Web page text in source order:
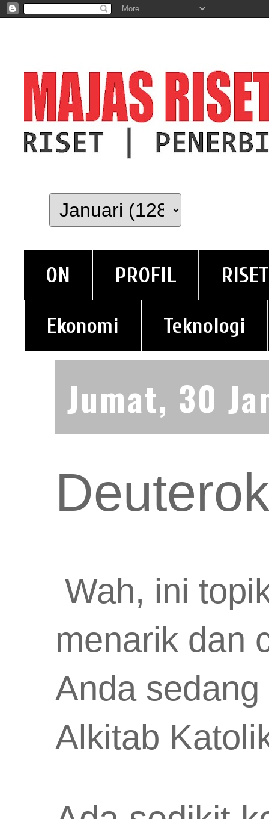
ON PROFIL RISET
Ekonomi Teknologi
Jumat, 30
Wah, ini
menarik dan
Anda
Alkitab